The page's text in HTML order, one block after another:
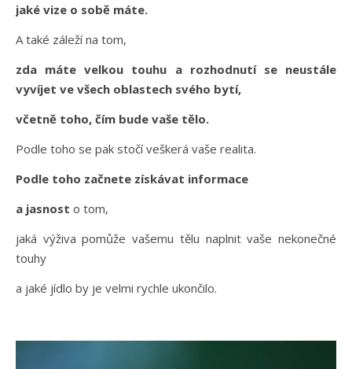
jaké vize o sobě máte.
A také záleží na tom,
zda máte velkou touhu a rozhodnutí se neustále
vyvíjet ve všech oblastech svého bytí,
včetně toho, čím bude vaše tělo.
Podle toho se pak stočí veškerá vaše realita.
Podle toho začnete získávat informace
a jasnost o tom,
jaká výživa pomůže vašemu tělu naplnit vaše nekonečné
touhy
a jaké jídlo by je velmi rychle ukončilo.